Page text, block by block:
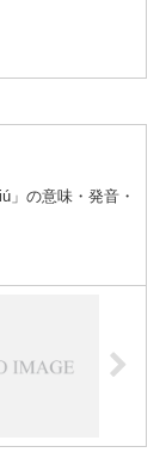
」の意味・発音・